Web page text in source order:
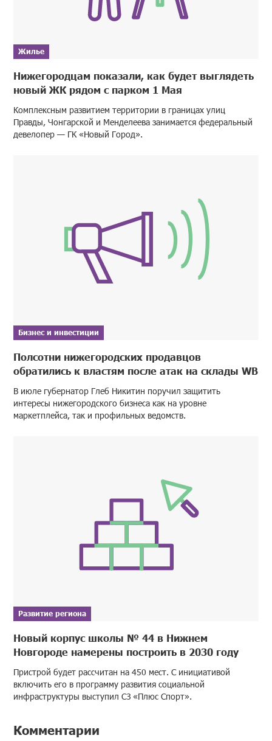
Жилье
Нижегородцам показали, как будет выглядеть
новый ЖК рядом с парком 1 Мая
Комплексным развитием территории в границах улиц
Правды, Чонгарской и Менделеева занимается федеральный
девелопер — ГК «Новый Город».
Бизнес и инвестиции
Полсотни нижегородских продавцов
обратились к властям после атак на склады WB
В июле губернатор Глеб Никитин поручил защитить
интересы нижегородского бизнеса как на уровне
маркетплейса, так и профильных ведомств.
Развитие региона
Новый корпус школы № 44 в Нижнем
Новгороде намерены построить в 2030 году
Пристрой будет рассчитан на 450 мест. С инициативой
включить его в программу развития социальной
инфраструктуры выступил СЗ «Плюс Спорт».
Комментарии